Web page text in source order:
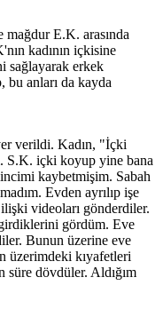
E.K. arasında
kadının içkisine
sağlayarak erkek
anları da kayda
verildi. Kadın, "İçki
S.K. içki koyup yine bana
kaybetmişim. Sabah
Evden ayrılıp işe
videoları gönderdiler.
gördüm. Eve
Bunun üzerine eve
üzerimdeki kıyafetleri
süre dövdüler. Aldığım